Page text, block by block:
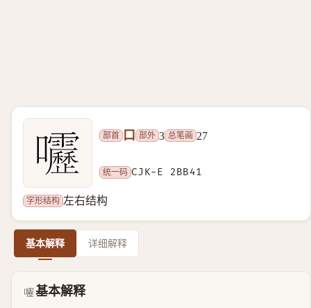
部首 口 部外 3 总笔画 27
统一码 CJK-E 2BB41
字形结构 左右结构
基本解释 详细解释
𫭁基本解释